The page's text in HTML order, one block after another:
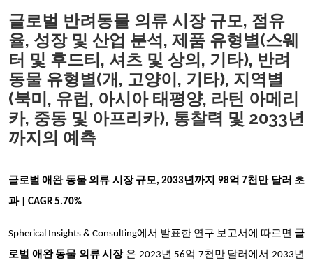
글로벌 반려동물 의류 시장 규모, 점유
율, 성장 및 산업 분석, 제품 유형별(스웨
터 및 후드티, 셔츠 및 상의, 기타), 반려
동물 유형별(개, 고양이, 기타), 지역별
(북미, 유럽, 아시아 태평양, 라틴 아메리
카, 중동 및 아프리카), 통찰력 및 2033년
까지의 예측
글로벌 애완 동물 의류 시장 규모, 2033년까지 98억 7천만 달러 초
과 | CAGR 5.70%
Spherical Insights & Consulting에서 발표한 연구 보고서에 따르면 글
로벌 애완 동물 의류 시장 은 2023년 56억 7천만 달러에서 2033년